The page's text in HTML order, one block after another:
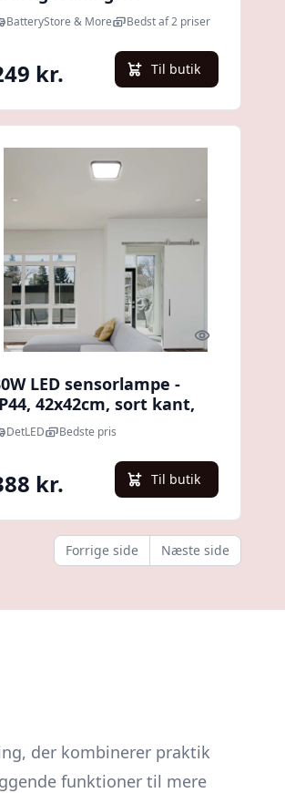
sensorlampe
BatteryStore & More Bedst af 2 priser
kr. Til butik
Quick look
LED sensorlampe -
42x42cm, sort kant,
mikrobølge
4000K - Kulør :
DetLED Bedste pris
kr. Til butik
Forrige side Næste side
der kombinerer praktik
funktioner til mere